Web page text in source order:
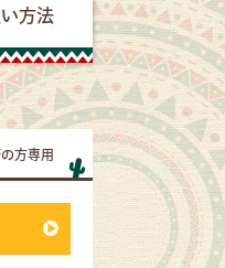
方法
方専用